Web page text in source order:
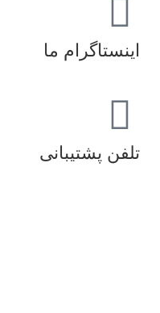
اینستاگرام ما
تلفن پشتیبانی